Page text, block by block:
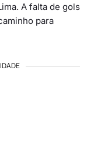
A falta de gols
para